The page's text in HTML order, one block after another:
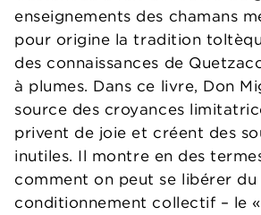
enseignements des chamans
pour origine la tradition
des connaissances de
à plumes. Dans ce livre, Don
source des croyances
privent de joie et créent des
inutiles. Il montre en des
comment on peut se libérer du
conditionnement collectif – le